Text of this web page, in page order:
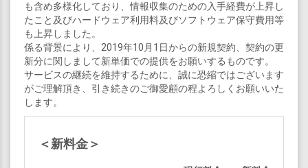
も含め多様化しており、情報収集のための入手経費が上昇し
たこと及びハードウェア利用料及びソフトウェア保守費用等
も上昇しました。
係る背景により、2019年10月1日からの新規契約、契約の更
新分に関しまして新単価での提供をお願いするものです。
サービスの継続を維持するために、誠に恐縮ではございます
がご理解頂き、引き続きのご御愛顧の程よろしくお願いいた
します。
＜新料金＞